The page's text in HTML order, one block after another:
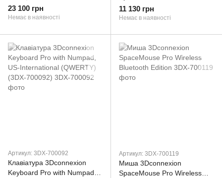
SpaceMouse Enterprise Kit 2
(3DX-700083, 3DX-700107)
23 100 грн
Немає в наявності
(3DX-700084, 3DX-700108)
11 130 грн
Немає в наявності
Артикул: 3DX-700092
Клавіатура 3Dconnexion
Keyboard Pro with Numpad,
Артикул: 3DX-700119
Миша 3Dconnexion
SpaceMouse Pro Wireless